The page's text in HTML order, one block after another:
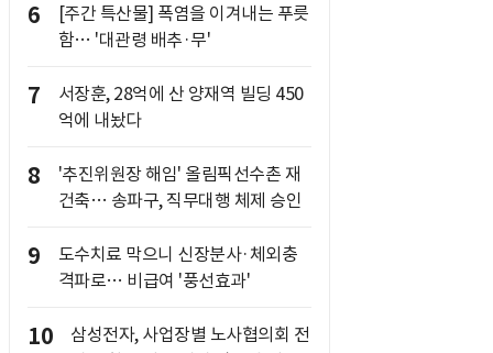
6
[주간 특산물] 폭염을 이겨내는 푸릇
함… '대관령 배추·무'
7
서장훈, 28억에 산 양재역 빌딩 450
억에 내놨다
8
'추진위원장 해임' 올림픽선수촌 재
건축… 송파구, 직무대행 체제 승인
9
도수치료 막으니 신장분사·체외충
격파로… 비급여 '풍선효과'
10
삼성전자, 사업장별 노사협의회 전